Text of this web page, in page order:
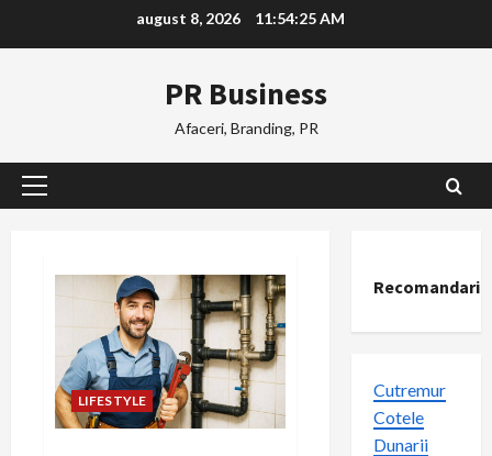
august 8, 2026 11:54:25 AM
PR Business
Afaceri, Branding, PR
Primary
LIFESTYLE
Recomandari
Cutremur
Cotele
Dunarii